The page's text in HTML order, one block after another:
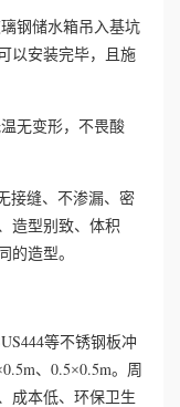
钢储水箱吊入基坑
以安装完毕，且施
无变形，不畏酸
接缝、不渗漏、密
造型别致、体积
的造型。
等不锈钢板冲
0.5m、 0.5×0.5m。周
成本低、环保卫生